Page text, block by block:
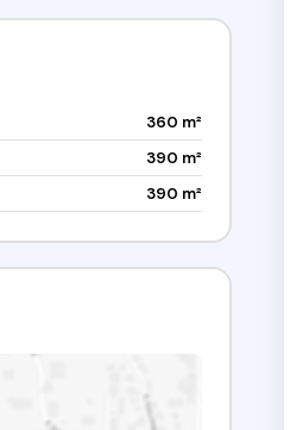
360 m²
390 m²
390 m²